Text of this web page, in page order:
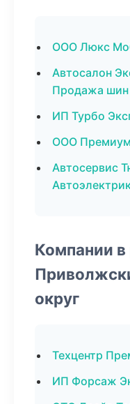
ООО Люкс
Автосалон
Продажа шин
ИП Турбо
ООО
Автосервис
Компании в
округ
Техцентр
ИП Форсаж